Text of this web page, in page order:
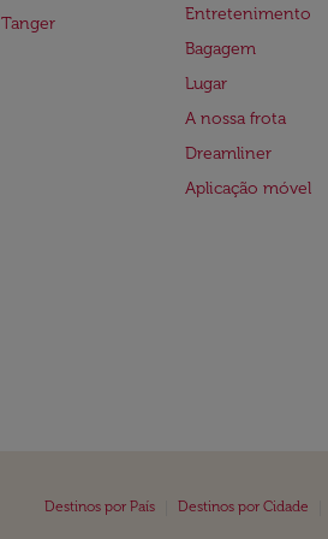
Tanger
Entretenimento
Bagagem
Lugar
A nossa frota
Dreamliner
Aplicação móvel
Destinos por País Destinos por Cidade